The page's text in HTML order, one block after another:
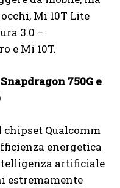
Mi 10T Lite
3.0 –
e Mi 10T.
750G e
chipset Qualcomm
energetica
artificiale
estremamente